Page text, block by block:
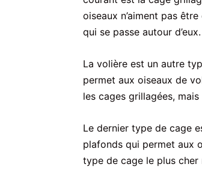
oiseaux n’aiment pas
qui se passe autour d’eux.
La volière est un autre
permet aux oiseaux de
les cages grillagées,
Le dernier type de cage
plafonds qui permet aux
type de cage le plus